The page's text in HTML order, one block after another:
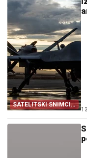
SATELITSKI SNIMCI
POTVRDILI